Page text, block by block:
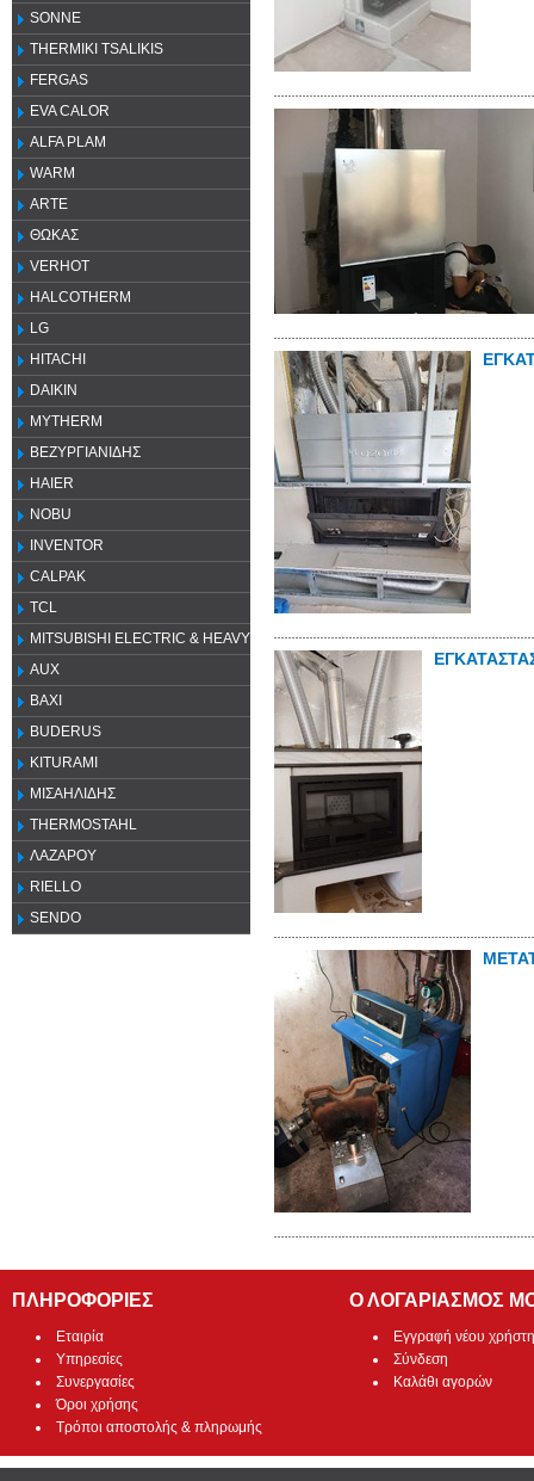
SONNE
THERMIKI TSALIKIS
FERGAS
EVA CALOR
ALFA PLAM
WARM
ARTE
ΘΩΚΑΣ
VERHOT
HALCOTHERM
LG
HITACHI
DAIKIN
MYTHERM
ΒΕΖΥΡΓΙΑΝΙΔΗΣ
HAIER
NOBU
INVENTOR
CALPAK
TCL
MITSUBISHI ELECTRIC & HEAVY
AUX
ΒΑΧΙ
BUDERUS
KITURAMI
ΜΙΣΑΗΛΙΔΗΣ
THERMOSTAHL
ΛΑΖΑΡΟΥ
RIELLO
SENDO
ΠΛΗΡΟΦΟΡΙΕΣ
Εταιρία
Υπηρεσίες
Συνεργασίες
Όροι χρήσης
Τρόποι αποστολής & πληρωμής
Ο ΛΟΓΑΡΙΑΣΜΟΣ
Εγγραφή νέου χρήστη
Σύνδεση
Καλάθι αγορών